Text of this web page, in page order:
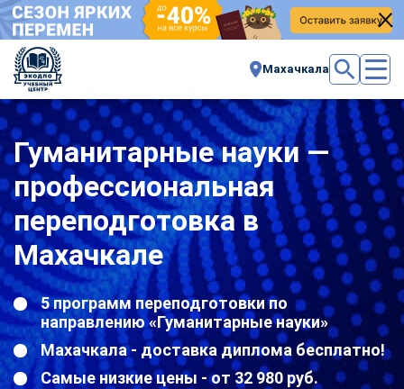
Махачкала
Гуманитарные науки —
профессиональная
переподготовка в
Махачкале
5 программ переподготовки по
направлению «Гуманитарные науки»
Махачкала - доставка диплома бесплатно!
Самые низкие цены - от 32 980 руб.